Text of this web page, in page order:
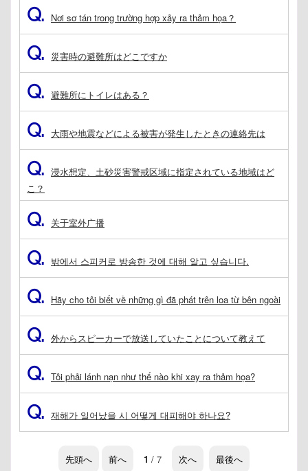
Q. Nơi sơ tán trong trường hợp xảy ra thảm họa？
Q. 災害時の避難所はどこですか
Q. 避難所にトイレはある？
Q. 大雨や地震などによる被害が発生したときの連絡先は
Q. 浸水想定、土砂災害警戒区域に指定されている地域はど
こ？
Q. 关于室外广播
Q. 밖에서 스피커로 방송한 것에 대해 알고 싶습니다.
Q. Hãy cho tôi biết về những gì đã phát trên loa từ bên ngoài
Q. 外からスピーカーで放送していたことについて教えて
Q. Tôi phải lánh nạn như thế nào khi xay ra thảm họa?
Q. 재해가 일어났을 시 어떻게 대피해야 하나요?
先頭へ 前へ 1 / 7 次へ 最後へ